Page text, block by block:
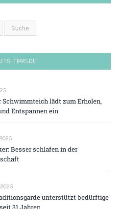
TIPPS.DE
lädt zum Erholen,
Entspannen ein
Besser schlafen in der
2025
unterstützt bedürftige
31 Jahren